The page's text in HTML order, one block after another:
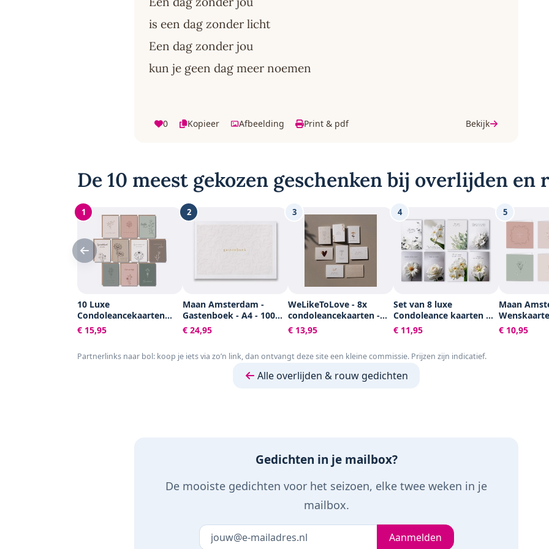
is een dag zonder licht
Een dag zonder jou
kun je geen dag meer noemen
0 Kopieer Afbeelding Print & pdf Bekijk
De 10 meest gekozen geschenken bij overlijden en
1
10 Luxe
Condoleancekaarten
met Enveloppen -
Rouwkaarten - Sterkte &
Aardse Kleuren
€ 15,95
2
Maan Amsterdam -
Gastenboek - A4 - 100
blanco pagina's -
Neutraal - Voor bruiloft,
uitvaart, condoleance of
andere gelegenheid
€ 24,95
3
WeLikeToLove - 8x
condoleancekaarten -
Rouwkaarten -
condoleance kaarten
Troost
€ 13,95
4
Set van 8 luxe
Condoleance kaarten A6
Dubbelgevouwen -
Rouwkaarten -
Condoleancekaarten -
Set condoleance kaarten
- condoleance kaarten
€ 11,95
5
Maan
Set van 6
€ 10,95
Partnerlinks naar bol: koop je iets via zo’n link, dan ontvangt deze site een kleine commissie. Prijzen zijn indicatief.
Alle overlijden & rouw gedichten
Gedichten in je mailbox?
De mooiste gedichten voor het seizoen, elke twee weken in je
mailbox.
Laat dit veld leeg Je e-mailadresAanmelden